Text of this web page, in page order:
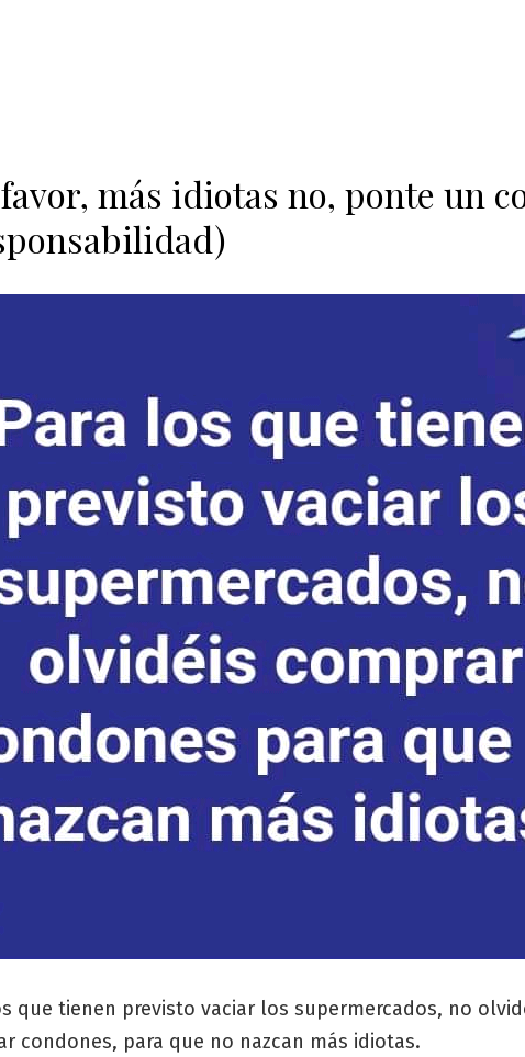
más idiotas no, ponte un
que tienen previsto vaciar los supermercados, no
condones, para que no nazcan más idiotas.